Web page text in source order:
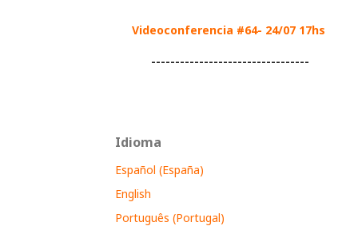
Videoconferencia #64- 24/07 17hs
---------------------------------
Idioma
Español (España)
English
Português (Portugal)